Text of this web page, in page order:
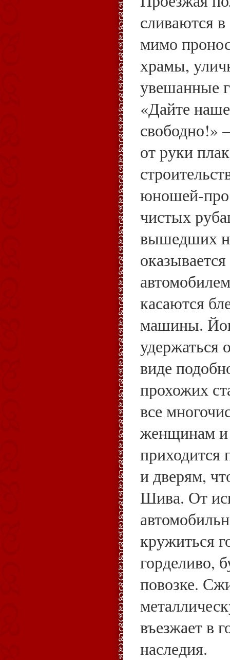
сливаются
мимо
храмы,
увешанные
«Дайте
свободно!»
от руки
чистых
вышедших
касаются
машины.
удержаться
виде
прохожих
все
женщинам
приходится
и дверям,
Шива. От
кружиться
горделиво,
повозке.
въезжает в
наследия.